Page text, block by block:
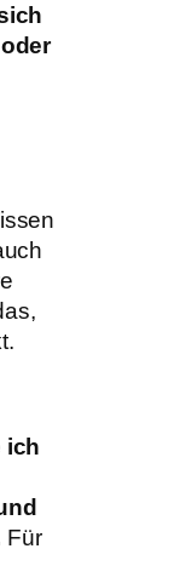
ich
Für